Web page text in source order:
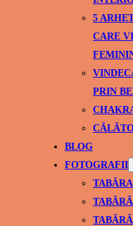
5
CARE
PRIN
BLOG
FOTOGRAFII